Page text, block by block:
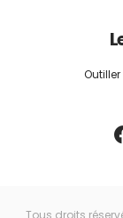
Tous droits